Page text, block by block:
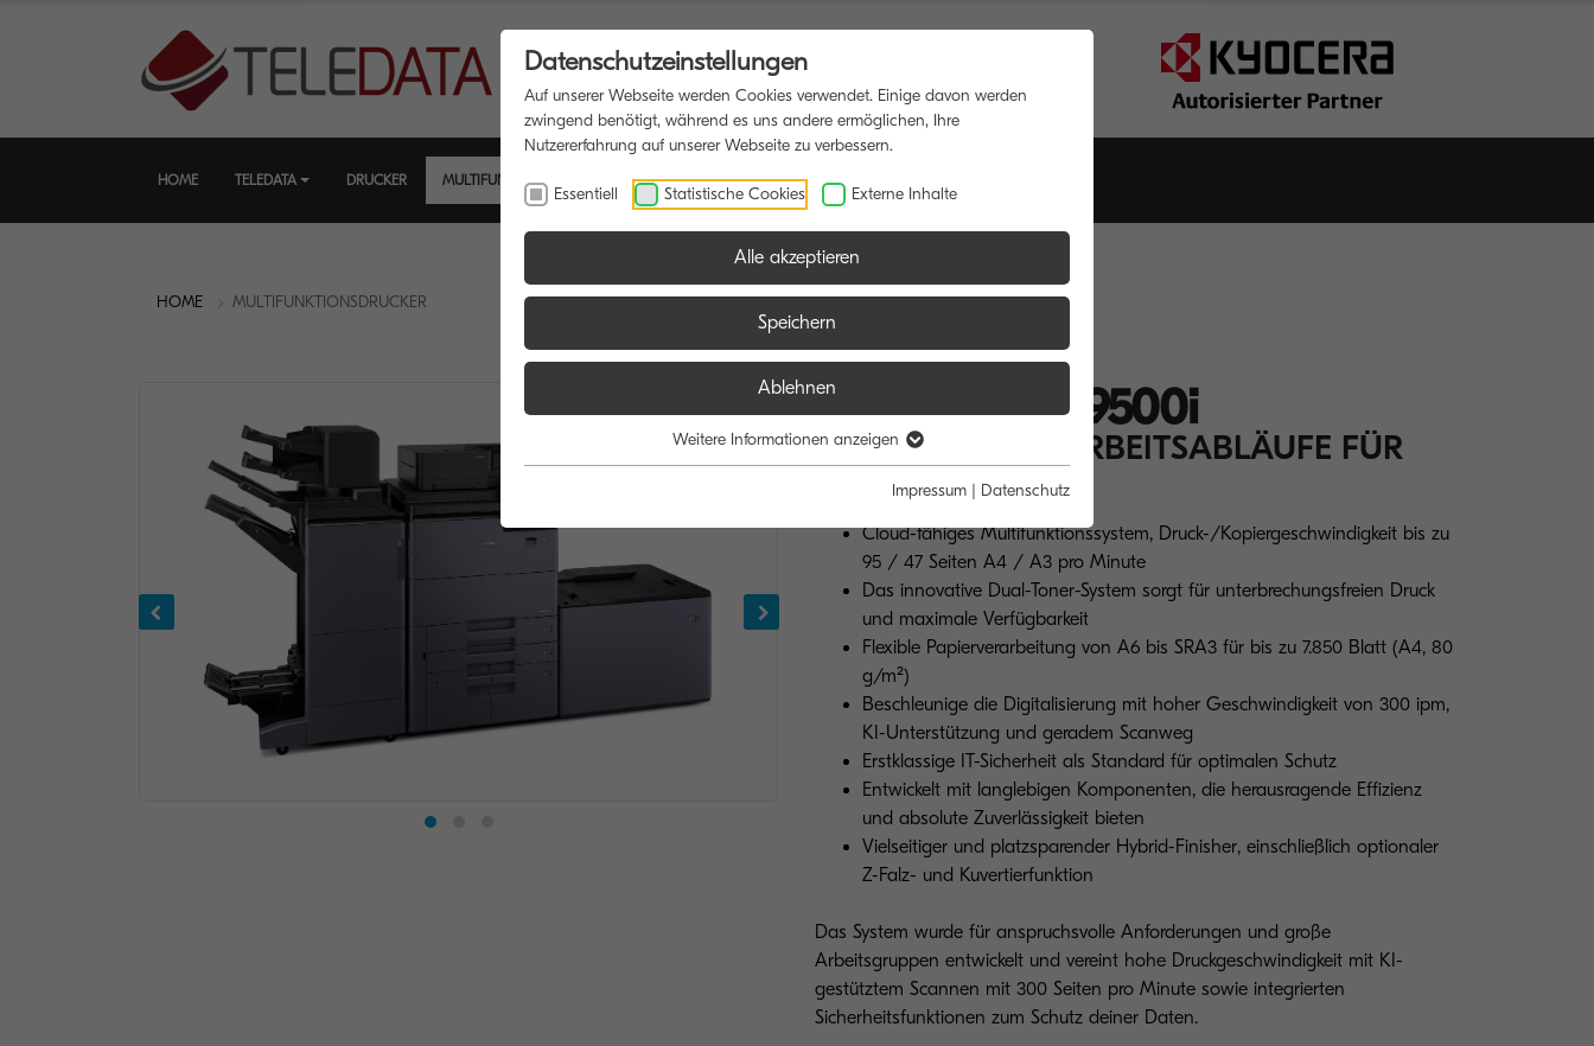
HOME TELEDATA DRUCKER MULTIFUNKTIONSDRUCKER SOFTWARE BLOG
HOME MULTIFUNKTIONSDRUCKER
TASKalfa MZ9500i
REIBUNGSLOSE ARBEITSABLÄUFE FÜR
STARKE TEAMS
Cloud-fähiges Multifunktionssystem, Druck-/Kopiergeschwindigkeit bis zu
95 / 47 Seiten A4 / A3 pro Minute
Das innovative Dual-Toner-System sorgt für unterbrechungsfreien Druck
und maximale Verfügbarkeit
Flexible Papierverarbeitung von A6 bis SRA3 für bis zu 7.850 Blatt (A4, 80
g/m²)
Beschleunige die Digitalisierung mit hoher Geschwindigkeit von 300 ipm,
KI-Unterstützung und geradem Scanweg
Erstklassige IT-Sicherheit als Standard für optimalen Schutz
Entwickelt mit langlebigen Komponenten, die herausragende Effizienz
und absolute Zuverlässigkeit bieten
Vielseitiger und platzsparender Hybrid-Finisher, einschließlich optionaler
Z-Falz- und Kuvertierfunktion
Das System wurde für anspruchsvolle Anforderungen und große
Arbeitsgruppen entwickelt und vereint hohe Druckgeschwindigkeit mit KI-
gestütztem Scannen mit 300 Seiten pro Minute sowie integrierten
Sicherheitsfunktionen zum Schutz deiner Daten.
Datenschutzeinstellungen
Auf unserer Webseite werden Cookies verwendet. Einige davon werden
zwingend benötigt, während es uns andere ermöglichen, Ihre
Nutzererfahrung auf unserer Webseite zu verbessern.
Essentiell Statistische Cookies Externe Inhalte
Alle akzeptieren
Speichern
Ablehnen
Weitere Informationen anzeigen
Impressum | Datenschutz